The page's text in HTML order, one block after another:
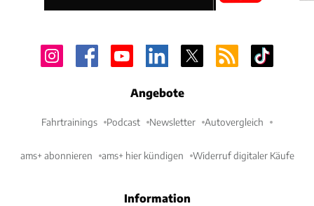
Angebote
Fahrtrainings Podcast Newsletter Autovergleich
ams+ abonnieren ams+ hier kündigen Widerruf digitaler Käufe
Information